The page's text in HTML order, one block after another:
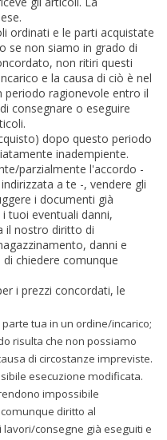
ordinati e le parti acquistate
se non siamo in grado di
non ritiri questi
e la causa di ciò è nel
ragionevole entro il
consegnare o eseguire
dopo questo periodo
inadempiente.
parzialmente l'accordo -
a te -, vendere gli
i documenti già
tuoi eventuali danni,
il nostro diritto di
danni e
chiedere comunque
i prezzi concordati, le
tua in un ordine/incarico;
risulta che non possiamo
di circostanze impreviste.
esecuzione modificata.
impossibile
diritto al
consegne già eseguiti e